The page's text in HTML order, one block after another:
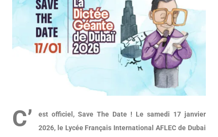
C’
est officiel, Save The Date ! Le samedi 17 janvier
2026, le Lycée Français International AFLEC de Dubai